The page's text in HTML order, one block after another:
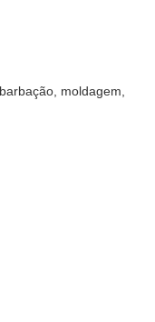
moldagem,